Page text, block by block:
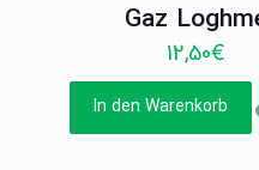
Gaz
12,50€
In den Warenkorb